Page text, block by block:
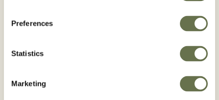
Preferences
Statistics
Marketing
Prima dell’uso leggere sempre l’etichetta e le